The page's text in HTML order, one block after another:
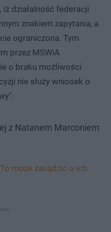
działalność federacji
znakiem zapytania, a
ograniczona. Tym
przez MSWiA
o braku możliwości
nie służy wniosek o
z Natanem Marconiem
może zasądzić o ich